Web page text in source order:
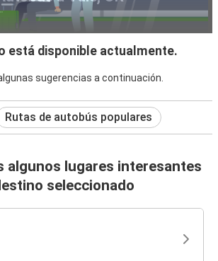
está disponible actualmente.
sugerencias a continuación.
Rutas de autobús populares
algunos lugares interesantes
seleccionado